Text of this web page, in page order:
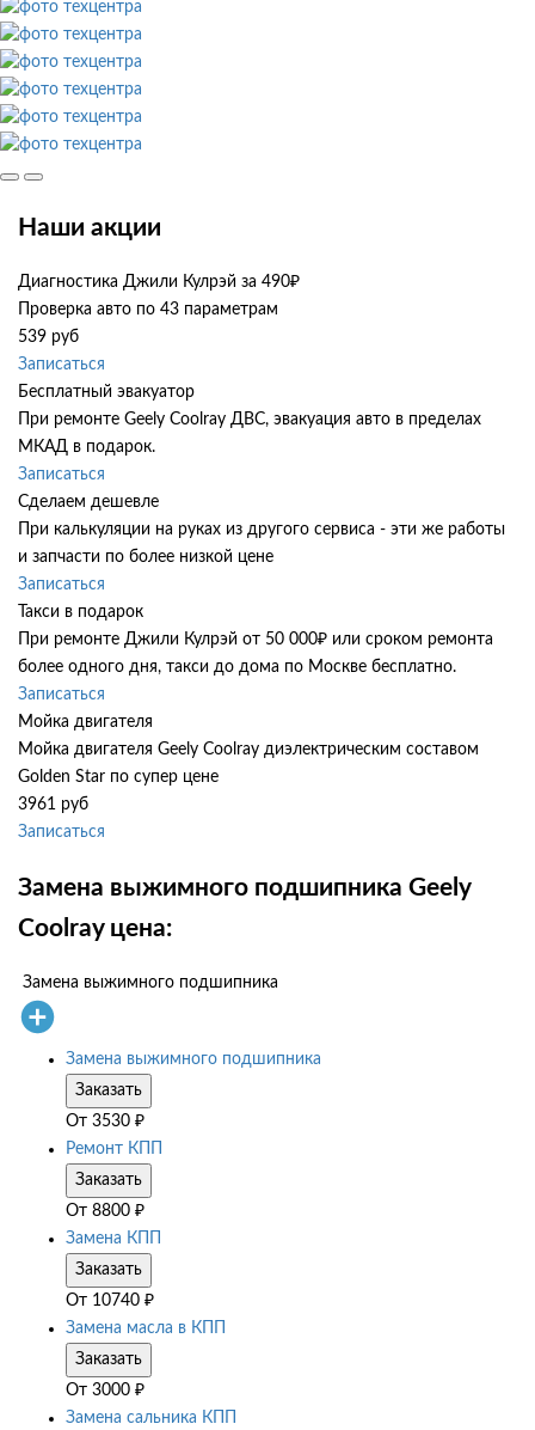
Наши акции
Диагностика Джили Кулрэй за 490₽
Проверка авто по 43 параметрам
539 руб
Записаться
Бесплатный эвакуатор
При ремонте Geely Coolray ДВС, эвакуация авто в пределах
МКАД в подарок.
Записаться
Сделаем дешевле
При калькуляции на руках из другого сервиса - эти же работы
и запчасти по более низкой цене
Записаться
Такси в подарок
При ремонте Джили Кулрэй от 50 000₽ или сроком ремонта
более одного дня, такси до дома по Москве бесплатно.
Записаться
Мойка двигателя
Мойка двигателя Geely Coolray диэлектрическим составом
Golden Star по супер цене
3961 руб
Записаться
Замена выжимного подшипника Geely
Coolray цена:
Замена выжимного подшипника
Замена выжимного подшипника
Заказать
От 3530 ₽
Ремонт КПП
Заказать
От 8800 ₽
Замена КПП
Заказать
От 10740 ₽
Замена масла в КПП
Заказать
От 3000 ₽
Замена сальника КПП